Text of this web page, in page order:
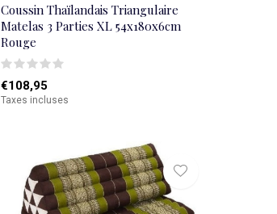
Coussin Thaïlandais Triangulaire
Matelas 3 Parties XL 54x180x6cm
Rouge
€108,95
Taxes incluses